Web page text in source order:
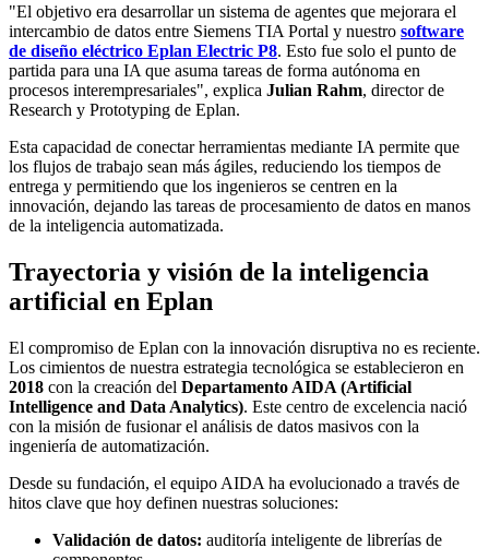
"El objetivo era desarrollar un sistema de agentes que mejorara el
intercambio de datos entre Siemens TIA Portal y nuestro software
de diseño eléctrico Eplan Electric P8. Esto fue solo el punto de
partida para una IA que asuma tareas de forma autónoma en
procesos interempresariales", explica Julian Rahm, director de
Research y Prototyping de Eplan.
Esta capacidad de conectar herramientas mediante IA permite que
los flujos de trabajo sean más ágiles, reduciendo los tiempos de
entrega y permitiendo que los ingenieros se centren en la
innovación, dejando las tareas de procesamiento de datos en manos
de la inteligencia automatizada.
Trayectoria y visión de la inteligencia
artificial en Eplan
El compromiso de Eplan con la innovación disruptiva no es reciente.
Los cimientos de nuestra estrategia tecnológica se establecieron en
2018 con la creación del Departamento AIDA (Artificial
Intelligence and Data Analytics). Este centro de excelencia nació
con la misión de fusionar el análisis de datos masivos con la
ingeniería de automatización.
Desde su fundación, el equipo AIDA ha evolucionado a través de
hitos clave que hoy definen nuestras soluciones:
Validación de datos: auditoría inteligente de librerías de